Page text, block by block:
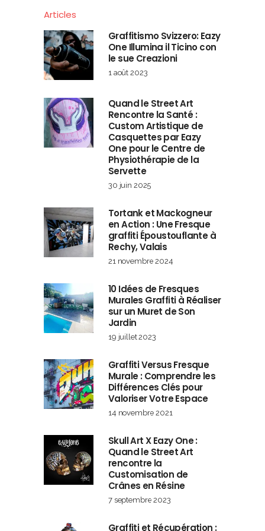
Articles
Graffitismo Svizzero: Eazy
One Illumina il Ticino con
le sue Creazioni
1 août 2023
Quand le Street Art
Rencontre la Santé :
Custom Artistique de
Casquettes par Eazy
One pour le Centre de
Physiothérapie de la
Servette
30 juin 2025
Tortank et Mackogneur
en Action : Une Fresque
graffiti Époustouflante à
Rechy, Valais
21 novembre 2024
10 Idées de Fresques
Murales Graffiti à Réaliser
sur un Muret de Son
Jardin
19 juillet 2023
Graffiti Versus Fresque
Murale : Comprendre les
Différences Clés pour
Valoriser Votre Espace
14 novembre 2021
Skull Art X Eazy One :
Quand le Street Art
rencontre la
Customisation de
Crânes en Résine
7 septembre 2023
Graffiti et Récupération :